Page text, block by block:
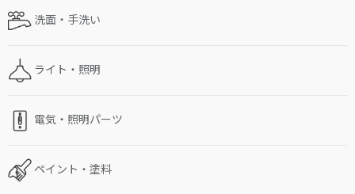
洗面・手洗い
ライト・照明
電気・照明パーツ
ペイント・塗料